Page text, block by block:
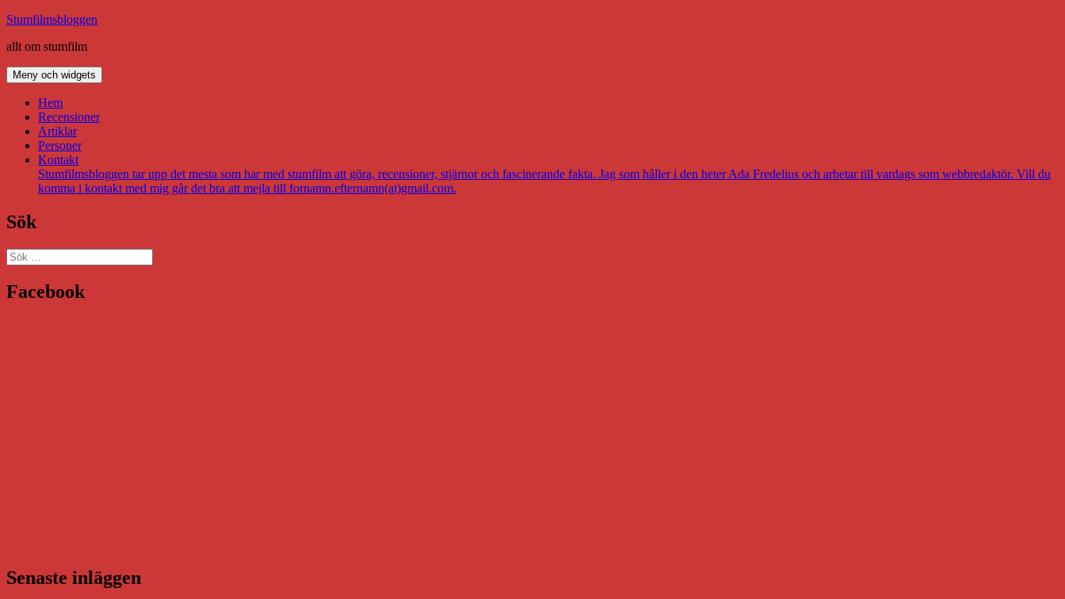
Hoppa
innehåll
Stumfilmsbloggen
allt om stumfilm
Meny och widgets
Hem
Recensioner
Artiklar
Personer
Kontakt
Stumfilmsbloggen tar upp det mesta som har med stumfilm att göra, recensioner, stjärnor och fascinerande fakta. Jag som håller i den heter Ada Fredelius och arbetar till vardags som webbredaktör. Vill du
komma i kontakt med mig går det bra att mejla till fornamn.efternamn(at)gmail.com.
Sök
Sök
efter:
Facebook
Senaste inläggen